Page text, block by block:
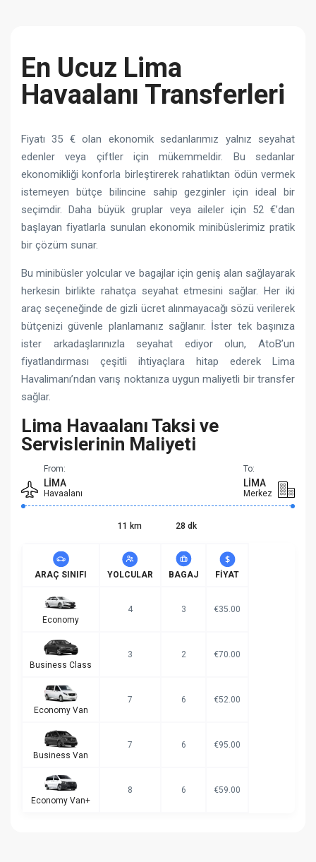
En Ucuz Lima
Havaalanı Transferleri
Fiyatı 35 € olan ekonomik sedanlarımız yalnız seyahat
edenler veya çiftler için mükemmeldir. Bu sedanlar
ekonomikliği konforla birleştirerek rahatlıktan ödün vermek
istemeyen bütçe bilincine sahip gezginler için ideal bir
seçimdir. Daha büyük gruplar veya aileler için 52 €’dan
başlayan fiyatlarla sunulan ekonomik minibüslerimiz pratik
bir çözüm sunar.
Bu minibüsler yolcular ve bagajlar için geniş alan sağlayarak
herkesin birlikte rahatça seyahat etmesini sağlar. Her iki
araç seçeneğinde de gizli ücret alınmayacağı sözü verilerek
bütçenizi güvenle planlamanız sağlanır. İster tek başınıza
ister arkadaşlarınızla seyahat ediyor olun, AtoB’un
fiyatlandırması çeşitli ihtiyaçlara hitap ederek Lima
Havalimanı’ndan varış noktanıza uygun maliyetli bir transfer
sağlar.
Lima Havaalanı Taksi ve
Servislerinin Maliyeti
From:
LIMA
Havaalanı
To:
LIMA
Merkez
11 km 28 dk
ARAÇ SINIFI YOLCULAR BAGAJ FIYAT
Economy
4 3 €35.00
Business Class
3 2 €70.00
Economy Van
7 6 €52.00
Business Van
7 6 €95.00
Economy Van+
8 6 €59.00